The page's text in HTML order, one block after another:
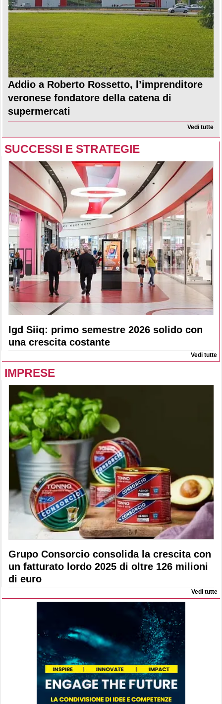
Addio a Roberto Rossetto, l’imprenditore
veronese fondatore della catena di
supermercati
Vedi tutte
SUCCESSI E STRATEGIE
Igd Siiq: primo semestre 2026 solido con
una crescita costante
Vedi tutte
IMPRESE
Grupo Consorcio consolida la crescita con
un fatturato lordo 2025 di oltre 126 milioni
di euro
Vedi tutte